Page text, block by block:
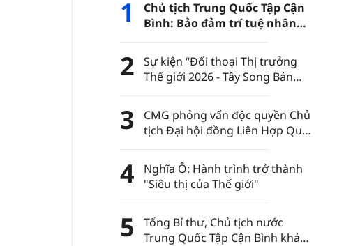
1
Chủ tịch Trung Quốc Tập Cận
Bình: Bảo đảm trí tuệ nhân
tạo luôn nằm trong sự kiểm
soát của nhân loại
2
Sự kiện “Đối thoại Thị trưởng
Thế giới 2026 - Tây Song Bản
Nạp” diễn ra tại châu tự trị dân
tộc Thái Tây Song Bản Nạp, tỉnh
Vân Nam, Trung Quốc
3
CMG phỏng vấn độc quyền Chủ
tịch Đại hội đồng Liên Hợp Quốc
khóa 80
4
Nghĩa Ô: Hành trình trở thành
"Siêu thị của Thế giới"
5
Tổng Bí thư, Chủ tịch nước
Trung Quốc Tập Cận Bình khảo